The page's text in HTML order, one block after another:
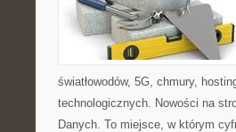
światłowodów, 5G, chmury,
technologicznych. Nowości na
Danych. To miejsce, w którym